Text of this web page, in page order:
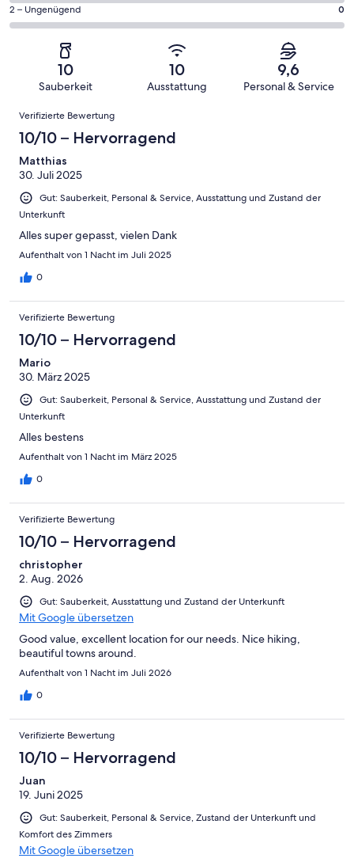
eine
Bewertung
Hervorragend
haben
Bewertung
Gut
13
Gästebewertungen
Bewertung
Okay
insgesamt
Gästebewertungen
von
Schlecht
0
von
insgesamt
Gästebewertungen
haben
eine
von
Ungenügend
2 – Ungenügend 0
10
Sauberkeit
10
Ausstattung
9,6
Personal & Service
Bewertungen
Verifizierte Bewertung
10/10 – Hervorragend
Matthias
30. Juli 2025
Gut: Sauberkeit, Personal & Service, Ausstattung und Zustand der
Unterkunft
Alles super gepasst, vielen Dank
Aufenthalt von 1 Nacht im Juli 2025
0
Verifizierte Bewertung
10/10 – Hervorragend
Mario
30. März 2025
Gut: Sauberkeit, Personal & Service, Ausstattung und Zustand der
Unterkunft
Alles bestens
Aufenthalt von 1 Nacht im März 2025
0
Verifizierte Bewertung
10/10 – Hervorragend
christopher
2. Aug. 2026
Gut: Sauberkeit, Ausstattung und Zustand der Unterkunft
Mit Google übersetzen
Good value, excellent location for our needs. Nice hiking,
beautiful towns around.
Aufenthalt von 1 Nacht im Juli 2026
0
Verifizierte Bewertung
10/10 – Hervorragend
Juan
19. Juni 2025
Gut: Sauberkeit, Personal & Service, Zustand der Unterkunft und
Komfort des Zimmers
Mit Google übersetzen